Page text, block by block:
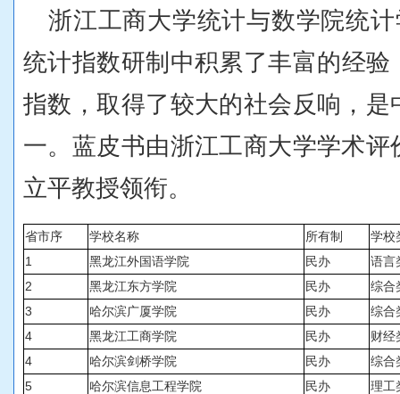
浙江工商大学统计与数学院统
统计指数研制中积累了丰富的经
指数，取得了较大的社会反响，
一。蓝皮书由浙江工商大学学术
立平教授领衔。
省市序 学校名称 所有制
学校
1
黑龙江外国语学院 民办
语言
2
黑龙江东方学院 民办
综合
3
哈尔滨广厦学院 民办
综合
4
黑龙江工商学院 民办
财经
4
哈尔滨剑桥学院 民办
综合
5
哈尔滨信息工程学院 民办
理工